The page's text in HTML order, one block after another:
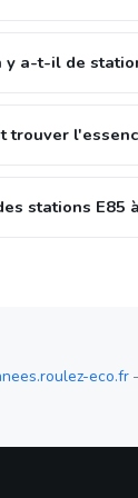
y a-t-il de
trouver
stations E85
eco.fr